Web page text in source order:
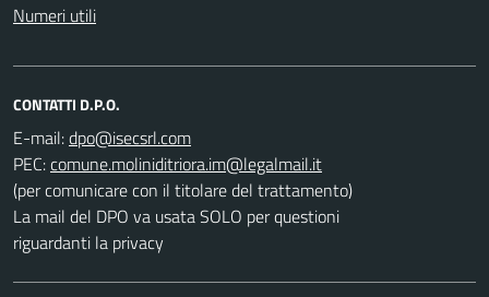
Numeri utili
CONTATTI D.P.O.
E-mail:
PEC:
(per comunicare con il titolare del trattamento)
La mail del DPO va usata SOLO per questioni
riguardanti la privacy